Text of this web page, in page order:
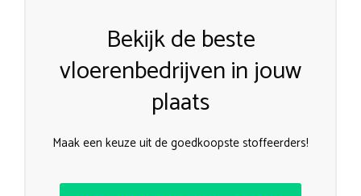
Bekijk de beste
vloerenbedrijven in jouw
plaats
Maak een keuze uit de goedkoopste stoffeerders!